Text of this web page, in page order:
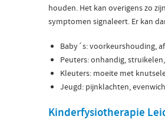
houden. Het kan overigens zo
symptomen signaleert. Er kan
Baby´s: voorkeurshouding,
Peuters: onhandig,
Kleuters: moeite met
Jeugd: pijnklachten,
Kinderfysiotherapie